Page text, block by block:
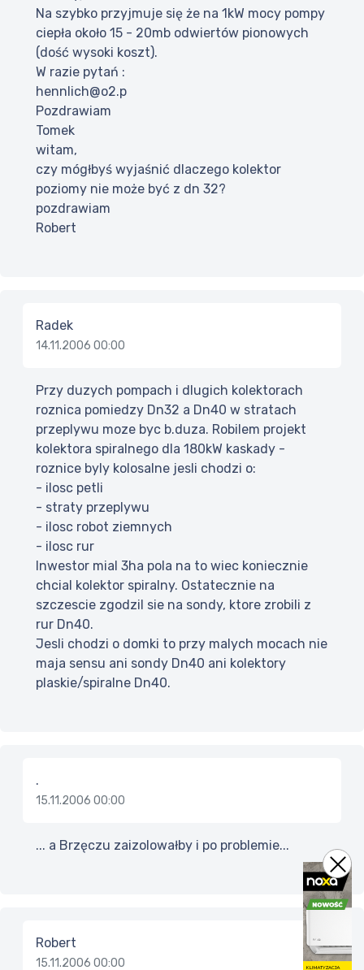
Na szybko przyjmuje się że na 1kW mocy pompy
ciepła około 15 - 20mb odwiertów pionowych
(dość wysoki koszt).
W razie pytań :
hennlich@o2.p
Pozdrawiam
Tomek
witam,
czy mógłbyś wyjaśnić dlaczego kolektor
poziomy nie może być z dn 32?
pozdrawiam
Robert
Radek
14.11.2006 00:00
Przy duzych pompach i dlugich kolektorach
roznica pomiedzy Dn32 a Dn40 w stratach
przeplywu moze byc b.duza. Robilem projekt
kolektora spiralnego dla 180kW kaskady -
roznice byly kolosalne jesli chodzi o:
- ilosc petli
- straty przeplywu
- ilosc robot ziemnych
- ilosc rur
Inwestor mial 3ha pola na to wiec koniecznie
chcial kolektor spiralny. Ostatecznie na
szczescie zgodzil sie na sondy, ktore zrobili z
rur Dn40.
Jesli chodzi o domki to przy malych mocach nie
maja sensu ani sondy Dn40 ani kolektory
plaskie/spiralne Dn40.
.
15.11.2006 00:00
... a Brzęczu zaizolowałby i po problemie...
Robert
15.11.2006 00:00